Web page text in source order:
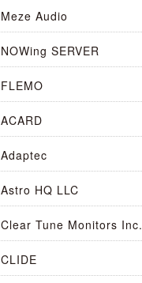
Meze Audio
NOWing SERVER
FLEMO
ACARD
Adaptec
Astro HQ LLC
Clear Tune Monitors Inc.
CLIDE